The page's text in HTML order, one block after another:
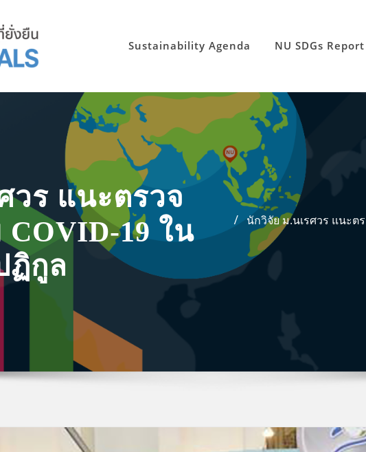
Sustainability Agenda NU SDGs Report
วร แนะตรวจ
19 ใน
ฏิกูล
นักวิจัย ม.นเรศวร แนะต